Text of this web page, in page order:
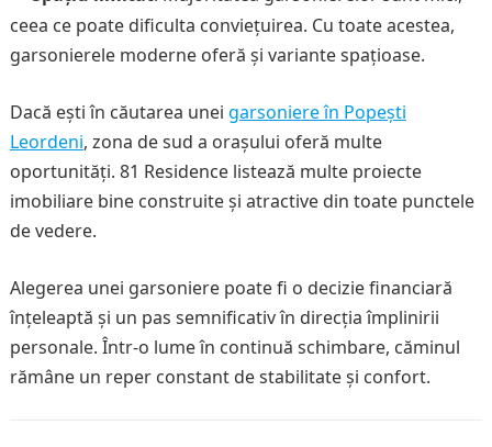
ceea ce poate dificulta conviețuirea. Cu toate acestea,
garsonierele moderne oferă și variante spațioase.
Dacă ești în căutarea unei garsoniere în Popești
Leordeni, zona de sud a orașului oferă multe
oportunități. 81 Residence listează multe proiecte
imobiliare bine construite și atractive din toate punctele
de vedere.
Alegerea unei garsoniere poate fi o decizie financiară
înțeleaptă și un pas semnificativ în direcția împlinirii
personale. Într-o lume în continuă schimbare, căminul
rămâne un reper constant de stabilitate și confort.